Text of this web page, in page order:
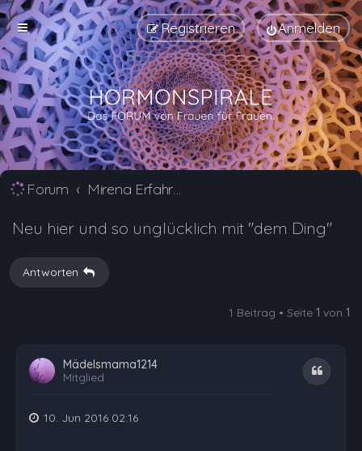
Anmelden
Registrieren
Forum Mirena Erfahrungsberichte und Nebenwirkungen
Neu hier und so unglücklich mit "dem Ding"
Antworten
1 Beitrag • Seite 1 von 1
Mädelsmama1214
Mitglied
Zitat
10. Jun 2016 02:16